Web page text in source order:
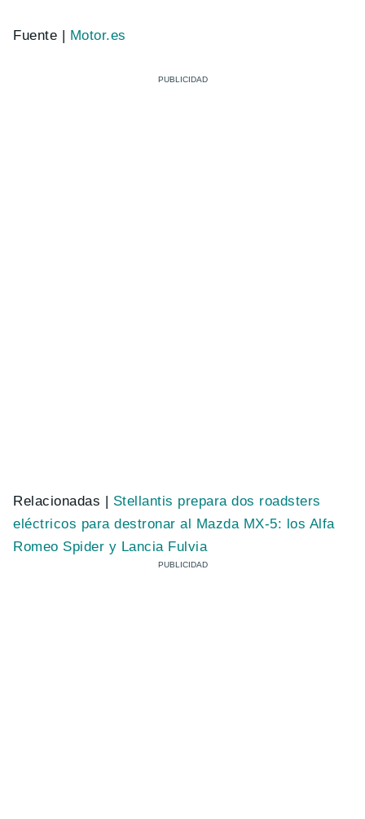
Fuente | Motor.es
Relacionadas | Stellantis prepara dos roadsters
eléctricos para destronar al Mazda MX-5: los Alfa
Romeo Spider y Lancia Fulvia